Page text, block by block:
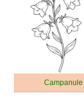
Campanule